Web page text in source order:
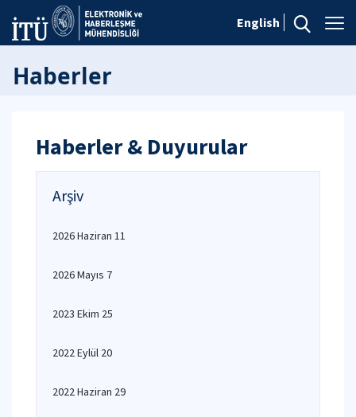
English
Haberler
Haberler & Duyurular
Arşiv
2026 Haziran 11
2026 Mayıs 7
2023 Ekim 25
2022 Eylül 20
2022 Haziran 29